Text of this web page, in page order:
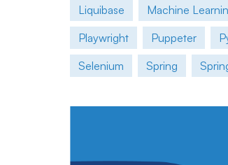
Liquibase
Machine
Playwright
Puppeter
Selenium
Spring